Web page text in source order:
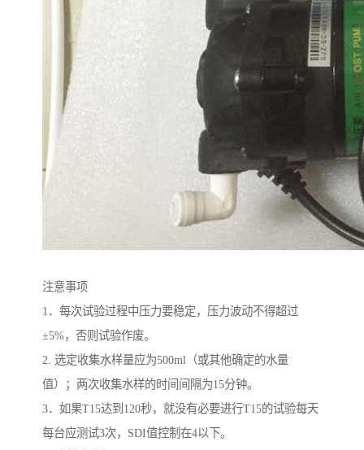
注意事项
1．每次试验过程中压力要稳定，压力波动不得超过
±5%，否则试验作废。
2. 选定收集水样量应为500ml（或其他确定的水量
值）；两次收集水样的时间间隔为15分钟。
3．如果T15达到120秒，就没有必要进行T15的试验每天
每台应测试3次，SDI值控制在4以下。